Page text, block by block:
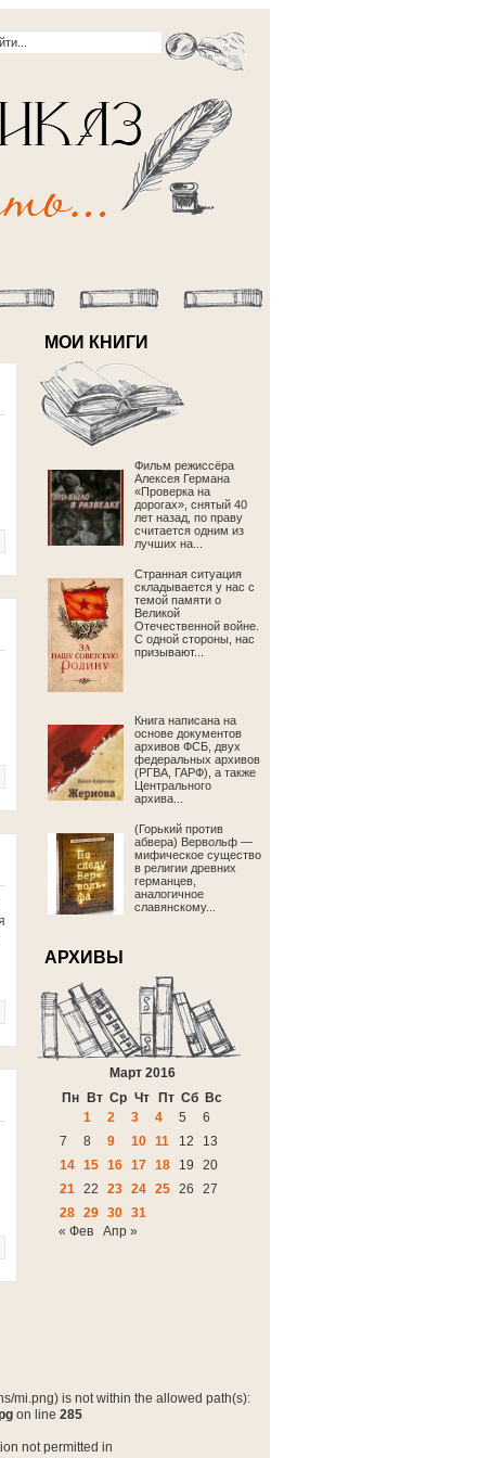
МОИ КНИГИ
Фильм режиссёра
Алексея Германа
«Проверка на
дорогах», снятый 40
лет назад, по праву
считается одним из
лучших на...
Странная ситуация
складывается у нас с
темой памяти о
Великой
Отечественной войне.
С одной стороны, нас
призывают...
Книга написана на
основе документов
архивов ФСБ, двух
федеральных архивов
(РГВА, ГАРФ), а также
Центрального
архива...
(Горький против
абвера) Вервольф —
мифическое существо
в религии древних
германцев,
аналогичное
славянскому...
АРХИВЫ
Март 2016
Пн
Вт Ср Чт Пт Сб Вс
1
2 3 4 5
6
7
8 9 10 11 12
13
14 15 16 17 18 19
20
21 22 23 24 25 26
27
28 29 30 31
« Фев
Апр »
mi.png) is not within the allowed path(s):
on line 285
not permitted in